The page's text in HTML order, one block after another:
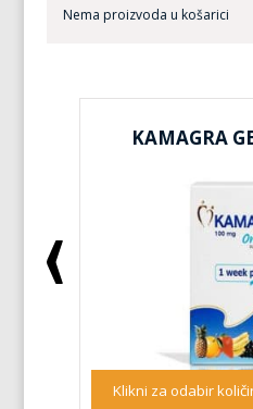
Nema proizvoda u košarici
KAMAGRA